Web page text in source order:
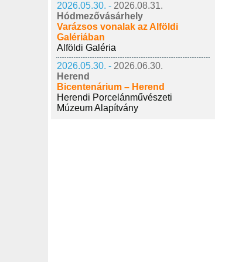
2026.05.30. - 2026.08.31.
Hódmezővásárhely
Varázsos vonalak az Alföldi
Galériában
Alföldi Galéria
2026.05.30. - 2026.06.30.
Herend
Bicentenárium – Herend
Herendi Porcelánművészeti
Múzeum Alapítvány